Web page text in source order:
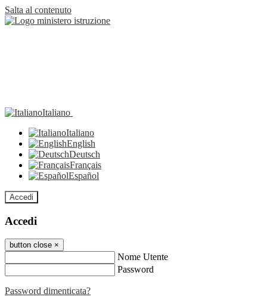
Salta al contenuto
Italiano
Italiano
English
Deutsch
Français
Español
Accedi
Accedi
button close ×
Nome Utente
Password
Password dimenticata?